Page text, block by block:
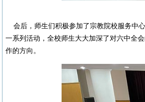
会后，师生们积极参加了宗教院校服务中
一系列活动，全校师生大大加深了对六中全
作的方向。